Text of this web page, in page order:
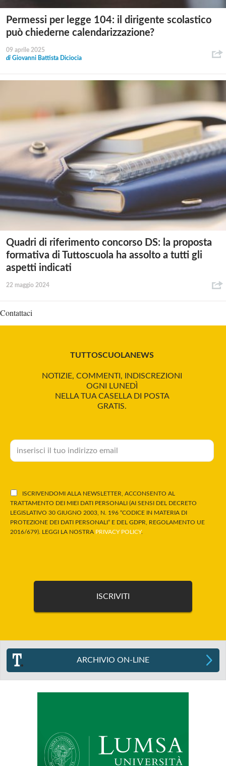
Permessi per legge 104: il dirigente scolastico
può chiederne calendarizzazione?
09 aprile 2025
di Giovanni Battista Diciocia
Quadri di riferimento concorso DS: la proposta
formativa di Tuttoscuola ha assolto a tutti gli
aspetti indicati
22 maggio 2024
Contattaci
TUTTOSCUOLANEWS
NOTIZIE, COMMENTI, INDISCREZIONI
OGNI LUNEDÌ
NELLA TUA CASELLA DI POSTA
GRATIS.
ISCRIVENDOMI ALLA NEWSLETTER, ACCONSENTO AL
TRATTAMENTO DEI MIEI DATI PERSONALI (AI SENSI DEL DECRETO
LEGISLATIVO 30 GIUGNO 2003, N. 196 “CODICE IN MATERIA DI
PROTEZIONE DEI DATI PERSONALI” E DEL GDPR, REGOLAMENTO UE
2016/679). LEGGI LA NOSTRA PRIVACY POLICY.
ARCHIVIO ON-LINE